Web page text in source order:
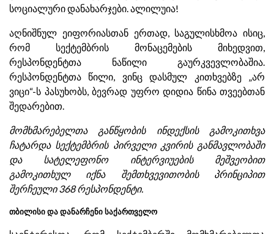
სოციალური დანახარჯები. ალილუია!
აღნიშნულ ეიფორიასთან ერთად, საგულისხმოა ისიც,
რომ სექტემბრის მონაცემების მიხედვით,
რესპონდენტთა ნაწილი გაურკვევლობაშია.
რესპონდენტთა წილი, ვინც დასმულ კითხვებზე „არ
ვიცი“-ს პასუხობს, ბევრად უფრო დიდია წინა თვეებთან
შედარებით.
მომხმარებელთა განწყობის ინდექსის გამოკითხვა
ჩატარდა სექტემბრის პირველი კვირის განმავლობაში
და სატელეფონო ინტერვიუების მეშვეობით
გამოკითხულ იქნა შემთხვევითობის პრინციპით
შერჩეული 368 რესპონდენტი.
თბილისი და დანარჩენი საქართველო